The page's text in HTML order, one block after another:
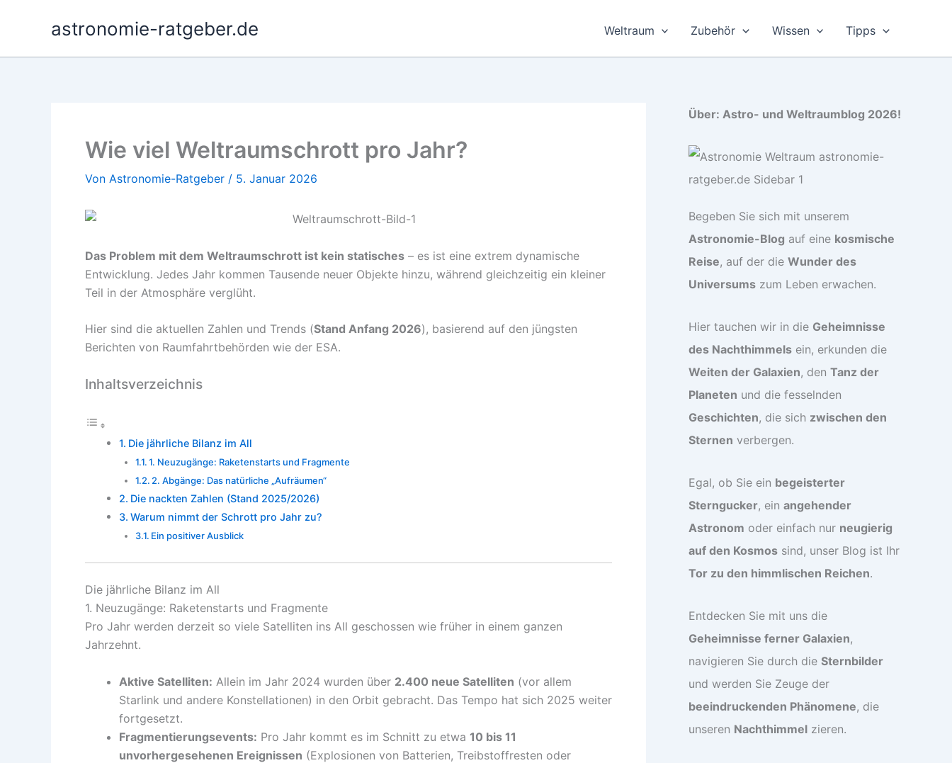
astronomie-ratgeber.de Weltraum Zubehör Wissen Tipps
Wie viel Weltraumschrott pro Jahr?
Von Astronomie-Ratgeber / 5. Januar 2026
Das Problem mit dem Weltraumschrott ist kein statisches – es ist eine extrem dynamische
Entwicklung. Jedes Jahr kommen Tausende neuer Objekte hinzu, während gleichzeitig ein kleiner
Teil in der Atmosphäre verglüht.
Hier sind die aktuellen Zahlen und Trends (Stand Anfang 2026), basierend auf den jüngsten
Berichten von Raumfahrtbehörden wie der ESA.
Inhaltsverzeichnis
Die jährliche Bilanz im All
1. Neuzugänge: Raketenstarts und Fragmente
2. Abgänge: Das natürliche „Aufräumen“
Die nackten Zahlen (Stand 2025/2026)
Warum nimmt der Schrott pro Jahr zu?
Ein positiver Ausblick
Die jährliche Bilanz im All
1. Neuzugänge: Raketenstarts und Fragmente
Pro Jahr werden derzeit so viele Satelliten ins All geschossen wie früher in einem ganzen
Jahrzehnt.
Aktive Satelliten: Allein im Jahr 2024 wurden über 2.400 neue Satelliten (vor allem
Starlink und andere Konstellationen) in den Orbit gebracht. Das Tempo hat sich 2025 weiter
fortgesetzt.
Fragmentierungsevents: Pro Jahr kommt es im Schnitt zu etwa 10 bis 11
unvorhergesehenen Ereignissen (Explosionen von Batterien, Treibstoffresten oder
Über: Astro- und Weltraumblog 2026!
Begeben Sie sich mit unserem
Astronomie-Blog auf eine kosmische
Reise, auf der die Wunder des
Universums zum Leben erwachen.
Hier tauchen wir in die Geheimnisse
des Nachthimmels ein, erkunden die
Weiten der Galaxien, den Tanz der
Planeten und die fesselnden
Geschichten, die sich zwischen den
Sternen verbergen.
Egal, ob Sie ein begeisterter
Sterngucker, ein angehender
Astronom oder einfach nur neugierig
auf den Kosmos sind, unser Blog ist Ihr
Tor zu den himmlischen Reichen.
Entdecken Sie mit uns die
Geheimnisse ferner Galaxien,
navigieren Sie durch die Sternbilder
und werden Sie Zeuge der
beeindruckenden Phänomene, die
unseren Nachthimmel zieren.